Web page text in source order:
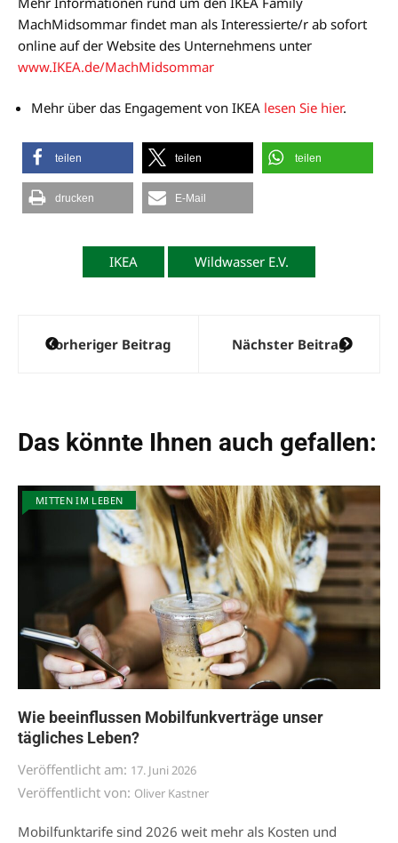
MachMidsommar findet man als Interessierte/r ab sofort
online auf der Website des Unternehmens unter
www.IKEA.de/MachMidsommar
Mehr über das Engagement von IKEA lesen Sie hier.
teilen teilen teilen
drucken E-Mail
IKEA Wildwasser E.V.
Beitragsnavigation
Vorheriger Beitrag Nächster Beitrag
Das könnte Ihnen auch gefallen:
MITTEN IM LEBEN
Wie beeinflussen Mobilfunkverträge unser
tägliches Leben?
Veröffentlicht am: 17. Juni 2026
Veröffentlicht von: Oliver Kastner
Mobilfunktarife sind 2026 weit mehr als Kosten und